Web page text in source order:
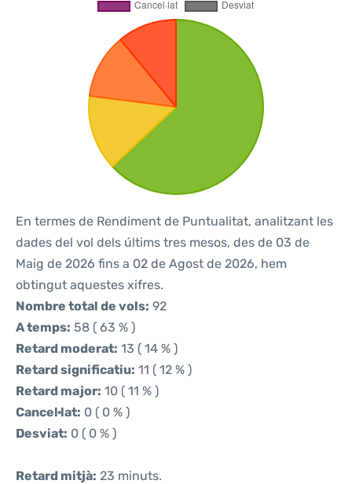
En termes de Rendiment de Puntualitat, analitzant les
dades del vol dels últims tres mesos, des de 03 de
Maig de 2026 fins a 02 de Agost de 2026, hem
obtingut aquestes xifres.
Nombre total de vols: 92
A temps: 58 ( 63 % )
Retard moderat: 13 ( 14 % )
Retard significatiu: 11 ( 12 % )
Retard major: 10 ( 11 % )
Cancel·lat: 0 ( 0 % )
Desviat: 0 ( 0 % )
Retard mitjà: 23 minuts.